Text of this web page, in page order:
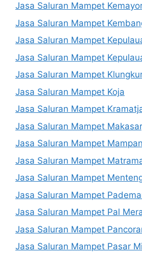
Jasa Saluran Mampet
Jasa Saluran Mampet
Jasa Saluran Mampet
Jasa Saluran Mampet
Jasa Saluran Mampet
Jasa Saluran Mampet Koja
Jasa Saluran Mampet
Jasa Saluran Mampet
Jasa Saluran Mampet
Jasa Saluran Mampet
Jasa Saluran Mampet
Jasa Saluran Mampet
Jasa Saluran Mampet Pal
Jasa Saluran Mampet
Jasa Saluran Mampet Pasar